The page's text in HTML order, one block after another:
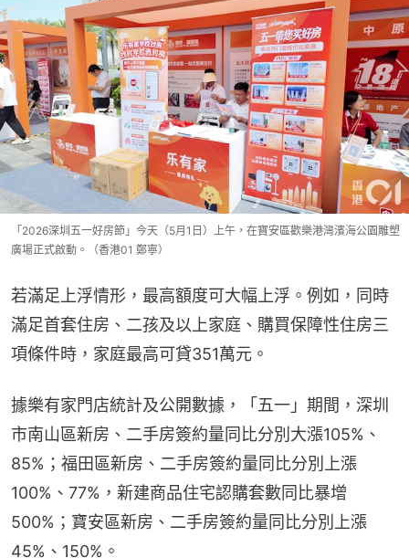
「2026深圳五一好房節」今天（5月1日）上午，在寶安區歡樂港灣濱海公園雕塑
廣場正式啟動。（香港01 鄭寧）
若滿足上浮情形，最高額度可大幅上浮。例如，同時
滿足首套住房、二孩及以上家庭、購買保障性住房三
項條件時，家庭最高可貸351萬元。
據樂有家門店統計及公開數據，「五一」期間，深圳
市南山區新房、二手房簽約量同比分別大漲105%、
85%；福田區新房、二手房簽約量同比分別上漲
100%、77%，新建商品住宅認購套數同比暴增
500%；寶安區新房、二手房簽約量同比分別上漲
45%、150%。